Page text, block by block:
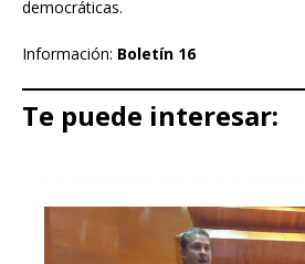
democráticas.
Información: Boletín 16
Te puede interesar: